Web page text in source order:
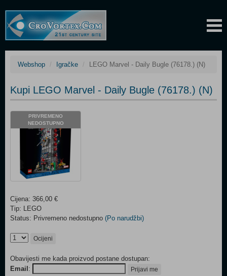
Webshop Igračke LEGO Marvel - Daily Bugle (76178.) (N)
Kupi LEGO Marvel - Daily Bugle (76178.) (N)
PRIVREMENO
NEDOSTUPNO
Cijena: 366,00 €
Tip: LEGO
Status: Privremeno nedostupno (Po narudžbi)
Ocijeni
Obavijesti me kada proizvod postane dostupan:
Email : Prijavi me